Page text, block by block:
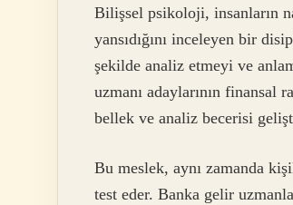
Bilişsel psikoloji, insanların
yansıdığını inceleyen bir
şekilde analiz etmeyi ve
uzmanı adaylarının
bellek ve analiz becerisi
Bu meslek, aynı zamanda
test eder. Banka gelir